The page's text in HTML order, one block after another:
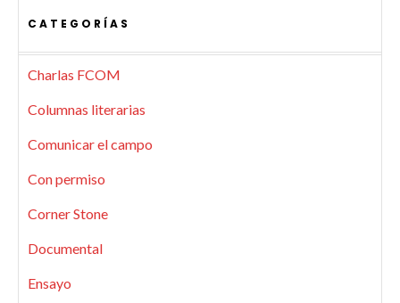
CATEGORÍAS
Charlas FCOM
Columnas literarias
Comunicar el campo
Con permiso
Corner Stone
Documental
Ensayo